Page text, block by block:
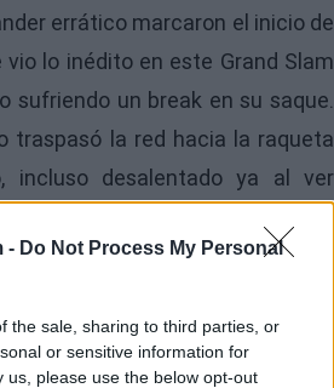
- Do Not Process My Personal
the sale, sharing to third parties, or
or sensitive information for
us, please use the below opt-out
errático marcaron el inicio de
lo inédito en este Grand Slam
sufriendo un break en su saque.
traspasó la red hacia la raqueta
incluso desalentado ya al ver